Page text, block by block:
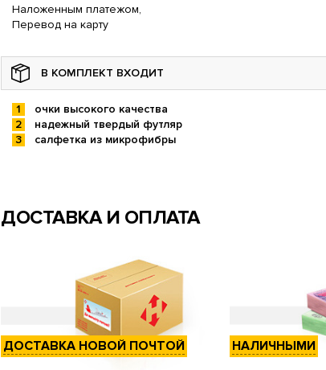
Наложенным платежом,
Перевод на карту
В КОМПЛЕКТ ВХОДИТ
очки высокого качества
надежный твердый футляр
салфетка из микрофибры
ДОСТАВКА И ОПЛАТА
ДОСТАВКА НОВОЙ ПОЧТОЙ НАЛИЧНЫМИ